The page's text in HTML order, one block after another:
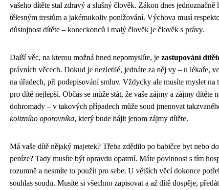
vašeho dítěte stal zdravý a slušný člověk. Zákon dnes jednoznačně
tělesným trestům a jakémukoliv ponižování. Výchova musí
důstojnost dítěte – koneckonců i malý člověk je člověk s právy.
Další věc, na kterou možná hned nepomyslíte, je zastupování
právních věcech. Dokud je nezletilé, jednáte za něj vy – u lékaře,
na úřadech, při podepisování smluv. Vždycky ale musíte myslet na
pro dítě nejlepší. Občas se může stát, že vaše zájmy a zájmy dítěte
dohromady – v takových případech může soud jmenovat
kolizního oporovníka, který bude hájit jenom zájmy dítěte.
Má vaše dítě nějaký majetek? Třeba zdědilo po babičce byt nebo
peníze? Tady musíte být opravdu opatrní. Máte povinnost s tím
rozumně a nesmíte to použít pro sebe. U větších věcí dokonce
souhlas soudu. Musíte si všechno zapisovat a až dítě dospěje,